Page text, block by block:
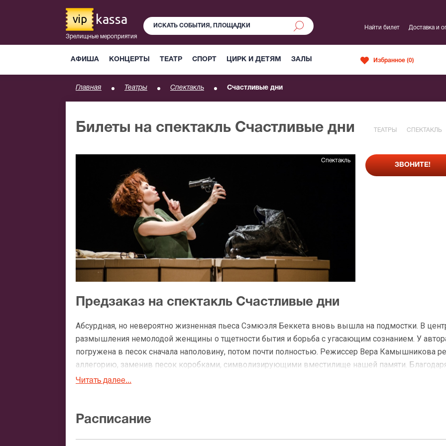
vip kassa
Зрелищные мероприятия
АФИША КОНЦЕРТЫ ТЕАТР СПОРТ ЦИРК И ДЕТЯМ ЗАЛЫ
Найти билет Доставка и
Избранное (0)
Главная Театры Спектакль Счастливые дни
Билеты на спектакль Счастливые дни ТЕАТРЫ СПЕКТАКЛЬ
Спектакль
ЗВОНИТЕ!
Предзаказ на спектакль Счастливые дни
Абсурдная, но невероятно жизненная пьеса Сэмюэля Беккета вновь вышла на подмостки. В
размышления немолодой женщины о тщетности бытия и борьба с угасающим сознанием. У
погружена в песок сначала наполовину, потом почти полностью. Режиссер Вера Камышникова
аллегорию, заменив песок коробками, символизирующими вместилище нашей памяти.
сервису, вы уже сегодня можете купить билеты на спектакль Счастливые дни и зарезервировать
консультация персонального менеджера;
возможность выбора удобного способа оплаты.
Читать далее...
Расписание